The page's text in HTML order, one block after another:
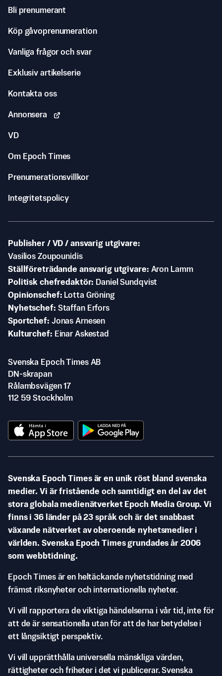
Bli prenumerant
Köp gåvoprenumeration
Vanliga frågor och svar
Exklusiv artikelserie
Kontakta oss
Annonsera
VD
Om Epoch Times
Prenumerationsvillkor
Integritetspolicy
Publisher / VD / ansvarig utgivare
Vasilios Zoupounidis
Ställföreträdande ansvarig utgivare Aron Lamm
Politisk chefredaktör
Daniel Sundqvist
Opinionschef
Lotta Gröning
Nyhetschef Staffan Erfors
Sportchef Jonas Arnesen
Kulturchef
Einar Askestad
Svenska Epoch Times AB
DN-skrapan
Rålambsvägen 17
112 59 Stockholm
Svenska Epoch Times är en unik röst bland svenska
medier. Vi är fristående och samtidigt en del av det
stora globala medienätverket Epoch Media Group. Vi
finns i 36 länder på 23 språk och är det snabbast
växande nätverket av oberoende nyhetsmedier i
världen. Svenska Epoch Times grundades år 2006
som webbtidning.
Epoch Times är en heltäckande nyhetstidning med
främst riksnyheter och internationella nyheter.
Vi vill rapportera de viktiga händelserna i vår tid, inte för
att de är sensationella utan för att de har betydelse i
ett långsiktigt perspektiv.
Vi vill upprätthålla universella mänskliga värden,
rättigheter och friheter i det vi publicerar. Svenska